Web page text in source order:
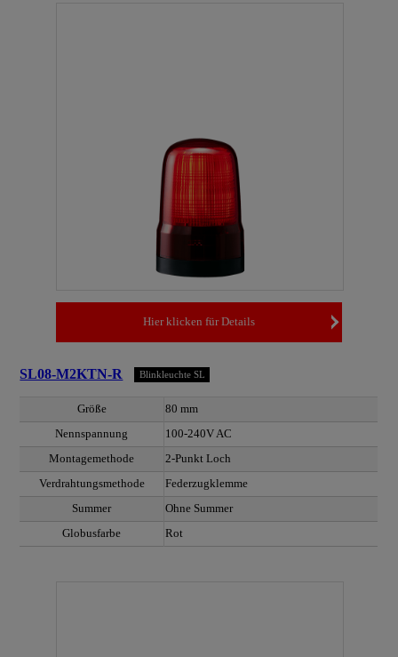
Hier klicken für Details
SL08-M2KTN-R Blinkleuchte SL
Größe
80 mm
Nennspannung
100-240V AC
Montagemethode
2-Punkt Loch
Verdrahtungsmethode
Federzugklemme
Summer
Ohne Summer
Globusfarbe
Rot